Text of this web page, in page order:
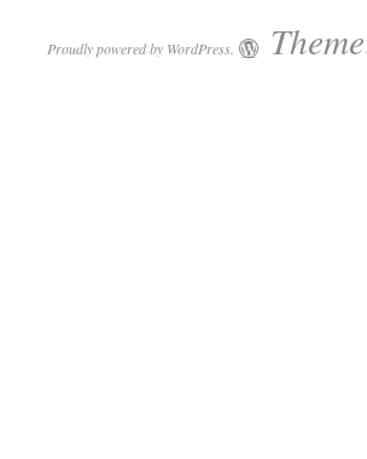
Proudly powered by WordPress.